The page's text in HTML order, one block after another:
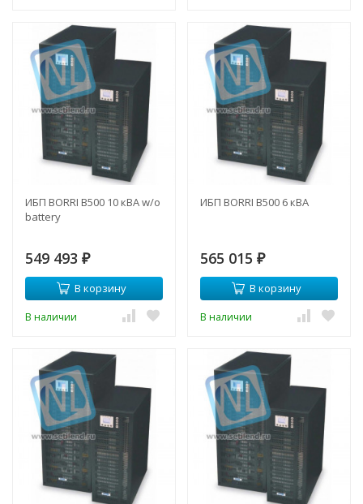
ИБП BORRI B500 10 кВА w/o
battery
549 493 ₽
В корзину
В наличии
ИБП BORRI B500 6 кВА
565 015 ₽
В корзину
В наличии